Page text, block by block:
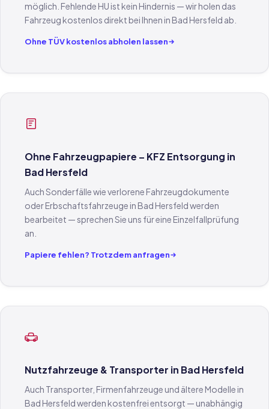
möglich. Fehlende HU ist kein Hindernis — wir holen das
Fahrzeug kostenlos direkt bei Ihnen in Bad Hersfeld ab.
Ohne TÜV kostenlos abholen lassen
Ohne Fahrzeugpapiere – KFZ Entsorgung in
Bad Hersfeld
Auch Sonderfälle wie verlorene Fahrzeugdokumente
oder Erbschaftsfahrzeuge in Bad Hersfeld werden
bearbeitet — sprechen Sie uns für eine Einzelfallprüfung
an.
Papiere fehlen? Trotzdem anfragen
Nutzfahrzeuge & Transporter in Bad Hersfeld
Auch Transporter, Firmenfahrzeuge und ältere Modelle in
Bad Hersfeld werden kostenfrei entsorgt — unabhängig